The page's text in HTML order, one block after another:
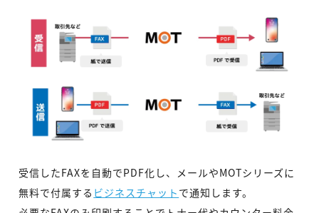
受信したFAXを自動でPDF化し、メールやMOTシリーズに
無料で付属する ビジネスチャット で通知します。